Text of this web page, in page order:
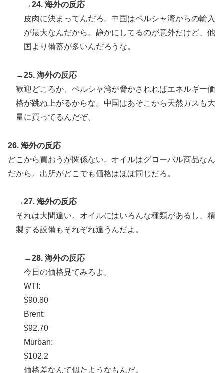
→24. 海外の反応
皮肉に決まってんだろ。中国はペルシャ湾からの輸入
が最大なんだから。静かにしてるのが意外だけど、他
国より備蓄が多いんだろうな。
→25. 海外の反応
歓迎どころか、ペルシャ湾が脅かされればエネルギー価
格が跳ね上がるからな。中国はあそこから天然ガスも大
量に買ってるんだぞ。
26. 海外の反応
どこから買おうが関係ない。オイルはグローバル商品なん
だから。出所がどこでも価格はほぼ同じだろ。
→27. 海外の反応
それは大間違い。オイルにはいろんな種類があるし、精
製する設備もそれぞれ違うんだよ。
→28. 海外の反応
今日の価格見てみろよ。
WTI:
$90.80
Brent:
$92.70
Murban:
$102.2
価格差なんて似たようなもんだ。